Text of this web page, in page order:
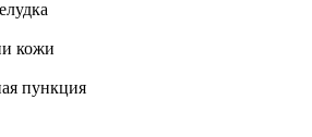
кожи
пункция